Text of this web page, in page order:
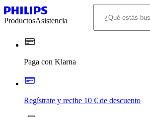
ProductosAsistencia
Paga con Klarna
Regístrate y recibe 10 € de descuento